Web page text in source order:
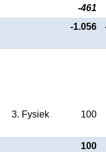
-461
-1.056
3. Fysiek 100
100